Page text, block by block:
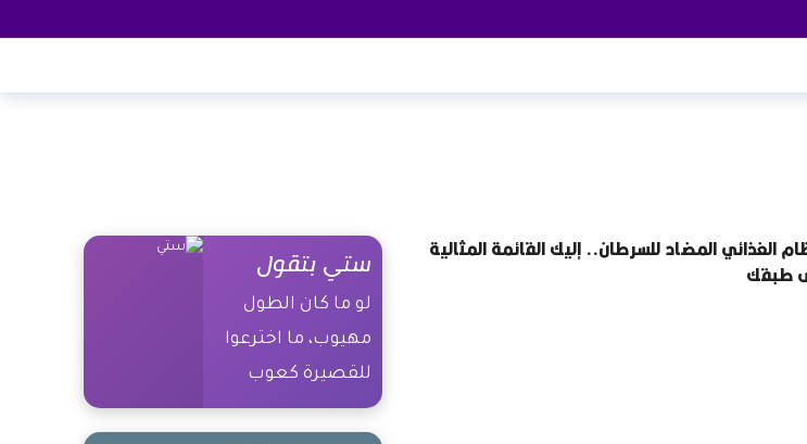
الغذائي المضاد للسرطان.. إليك القائمة المثالية
طبقك
ستي بتقول
لو ما كان الطول
مهيوب، ما اخترعوا
للقصيرة كعوب